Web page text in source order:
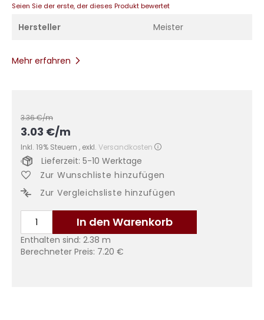
Seien Sie der erste, der dieses Produkt bewertet
Hersteller Meister
Mehr erfahren
3.36€/m
3.03 €/m
Inkl. 19% Steuern , exkl. Versandkosten
In den Warenkorb
Enthalten sind: 2.38 m
Berechneter Preis: 7.20 €
Lieferzeit: 5-10 Werktage
Zur Wunschliste hinzufügen
Zur Vergleichsliste hinzufügen